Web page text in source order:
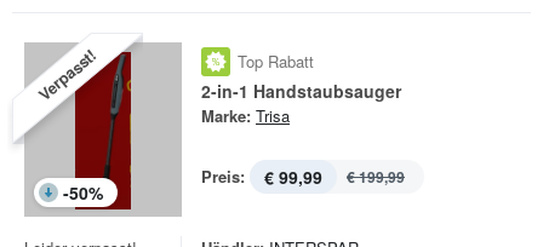
Verpasst!
-50%
Top Rabatt
2-in-1 Handstaubsauger
Marke: Trisa
Preis: € 99,99 € 199,99